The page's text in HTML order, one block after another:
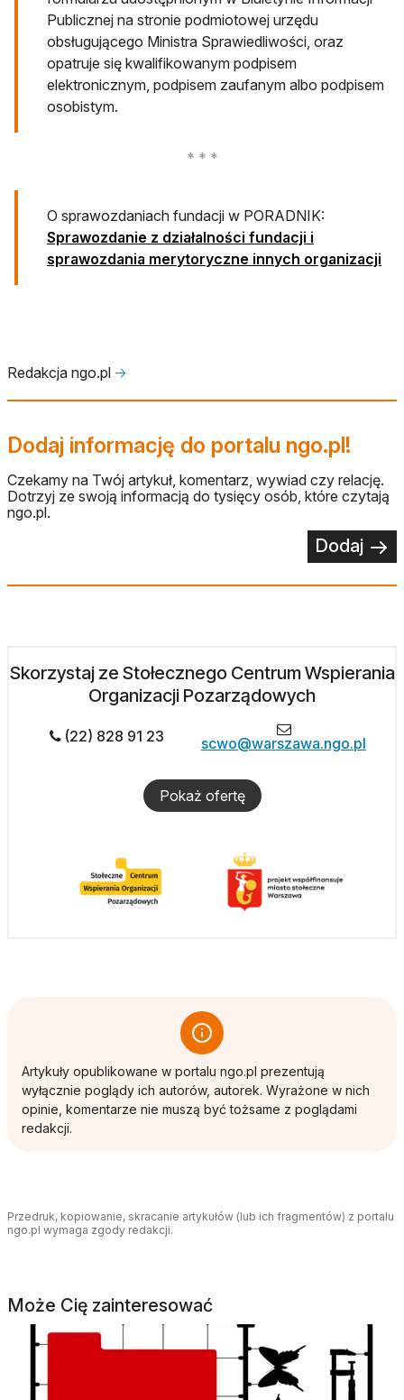
Publicznej na stronie podmiotowej urzędu
obsługującego Ministra Sprawiedliwości, oraz
opatruje się kwalifikowanym podpisem
elektronicznym, podpisem zaufanym albo podpisem
osobistym.
O sprawozdaniach fundacji w PORADNIK:
Sprawozdanie z działalności fundacji i
sprawozdania merytoryczne innych organizacji
Redakcja ngo.pl 🡢
Dodaj informację do portalu ngo.pl!
Czekamy na Twój artykuł, komentarz, wywiad czy relację.
Dotrzyj ze swoją informacją do tysięcy osób, które czytają
ngo.pl.
Dodaj
Skorzystaj ze Stołecznego Centrum Wspierania
Organizacji Pozarządowych
(22) 828 91 23 scwo@warszawa.ngo.pl
Pokaż ofertę
Artykuły opublikowane w portalu ngo.pl prezentują
wyłącznie poglądy ich autorów, autorek. Wyrażone w nich
opinie, komentarze nie muszą być tożsame z poglądami
redakcji.
Przedruk, kopiowanie, skracanie artykułów (lub ich fragmentów) z portalu
ngo.pl wymaga zgody redakcji.
Może Cię zainteresować